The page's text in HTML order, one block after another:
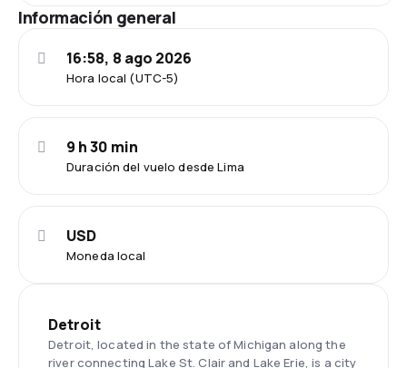
Información general
Hora local (UTC-5)
16:58, 8 ago 2026
Duración del vuelo desde Lima
9 h 30 min
Moneda local
USD
Detroit
Detroit, located in the state of Michigan along the
river connecting Lake St. Clair and Lake Erie, is a city